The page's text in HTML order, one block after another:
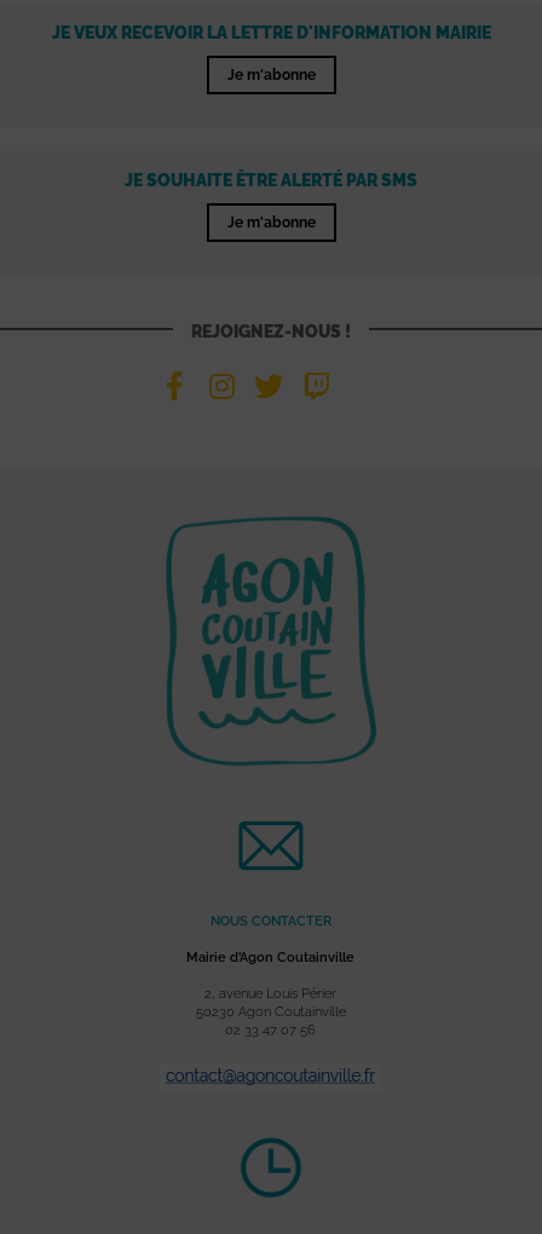
JE VEUX RECEVOIR LA LETTRE D'INFORMATION MAIRIE
Je m'abonne
JE SOUHAITE ÊTRE ALERTÉ PAR SMS
Je m'abonne
REJOIGNEZ-NOUS !
NOUS CONTACTER
Mairie d’Agon Coutainville
2, avenue Louis Périer
50230 Agon Coutainville
02 33 47 07 56